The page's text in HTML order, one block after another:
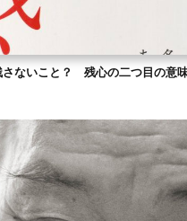
ないこと？ 残心の二つ目の意味